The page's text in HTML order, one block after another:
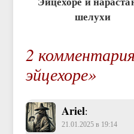
шелухи
2
эйцехоре»
Ariel:
21.01.2025 в 19:14